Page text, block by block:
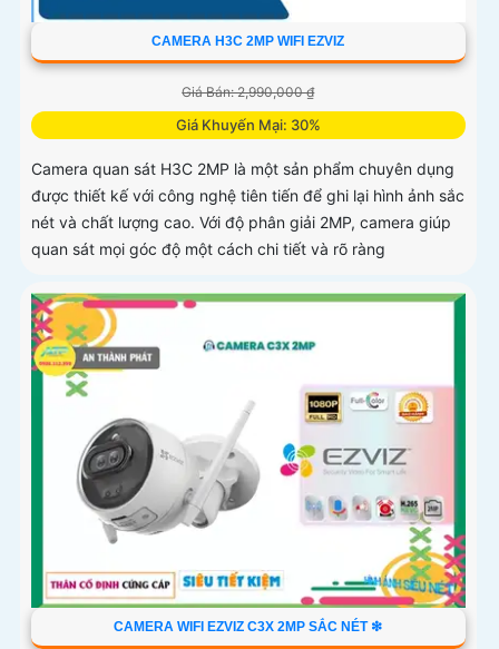
CAMERA H3C 2MP WIFI EZVIZ
Giá Bán: 2,990,000 ₫
Giá Khuyến Mại: 30%
Camera quan sát H3C 2MP là một sản phẩm chuyên dụng
được thiết kế với công nghệ tiên tiến để ghi lại hình ảnh sắc
nét và chất lượng cao. Với độ phân giải 2MP, camera giúp
quan sát mọi góc độ một cách chi tiết và rõ ràng
CAMERA WIFI EZVIZ C3X 2MP SẮC NÉT ❇